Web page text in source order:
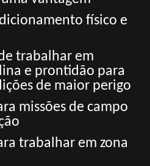
físico e
trabalhar em
e prontidão para
de maior perigo
missões de campo
trabalhar em zona